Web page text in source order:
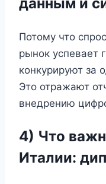
Потому что
рынок успевает
конкурируют за
Это отражают
внедрению
4) Что
Италии: